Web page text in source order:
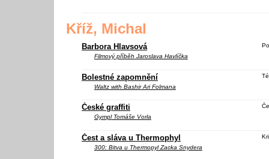
Kříž, Michal
Barbora Hlavsová
Filmový příběh Jaroslava Havlíčka
Bolestné zapomnění
Waltz with BashirAri Folmana
České graffiti
GymplTomáše Vorla
Čest a sláva u Thermophyl
300: Bitva u ThermopylZacka Snydera